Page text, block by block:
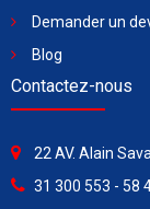
Demander un
Blog
Contactez-nous
22 AV. Alain
31 300 553 - 58